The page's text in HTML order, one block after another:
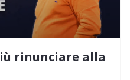
rinunciare alla